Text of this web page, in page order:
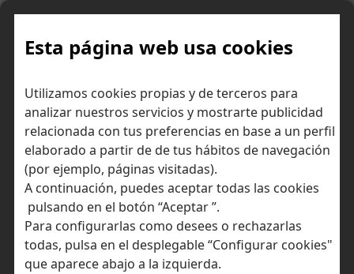
Esta página web usa cookies
Utilizamos cookies propias y de terceros para
analizar nuestros servicios y mostrarte publicidad
relacionada con tus preferencias en base a un perfil
elaborado a partir de de tus hábitos de navegación
(por ejemplo, páginas visitadas).
A continuación, puedes aceptar todas las cookies
pulsando en el botón “Aceptar ”.
Para configurarlas como desees o rechazarlas
todas, pulsa en el desplegable “Configurar cookies"
que aparece abajo a la izquierda.
Skip
Ir a Self Bank »
El Blog de Self
Bank